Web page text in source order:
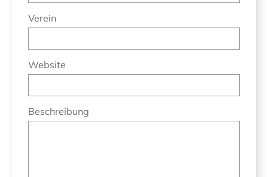
Verein
Website
Beschreibung